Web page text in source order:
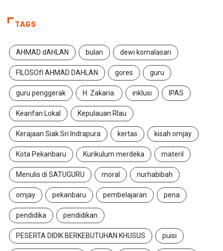
TAGS
AHMAD dAHLAN bulan dewi komalasari
FILOSOfI AHMAD DAHLAN gores guru
guru penggerak H. Zakaria. inklusi IPAS
Kearifan Lokal Kepulauan RIau
Kerajaan Siak Sri Indrapura kertas kisah omjay
Kota Pekanbaru Kurikulum merdeka materil
Menulis di SATUGURU moral nurhabibah
omjay pekanbaru pembelajaran pena
pendidika pendidikan
PESERTA DIDIK BERKEBUTUHAN KHUSUS puisi